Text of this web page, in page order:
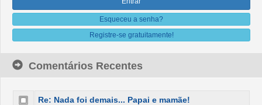
Esqueceu a senha?
Registre-se gratuitamente!
Comentários Recentes
Re: Nada foi demais... Papai e mamãe!